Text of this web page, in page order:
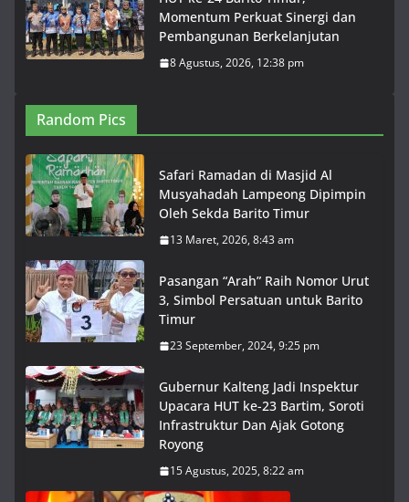
Momentum Perkuat Sinergi dan
Pembangunan Berkelanjutan
8 Agustus, 2026, 12:38 pm
Random Pics
Safari Ramadan di Masjid Al
Musyahadah Lampeong Dipimpin
Oleh Sekda Barito Timur
13 Maret, 2026, 8:43 am
Pasangan “Arah” Raih Nomor Urut
3, Simbol Persatuan untuk Barito
Timur
23 September, 2024, 9:25 pm
Gubernur Kalteng Jadi Inspektur
Upacara HUT ke-23 Bartim, Soroti
Infrastruktur Dan Ajak Gotong
Royong
15 Agustus, 2025, 8:22 am